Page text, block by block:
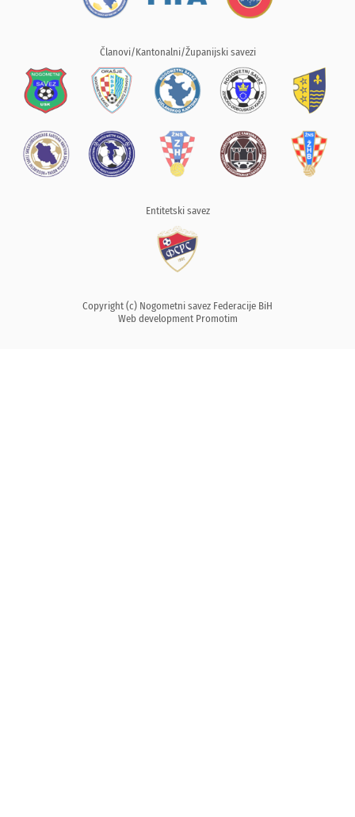
Članovi/Kantonalni/Županijski savezi
Entitetski savez
Copyright (c) Nogometni savez Federacije BiH
Web development Promotim